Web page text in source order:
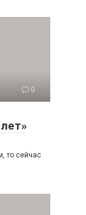
0
то сейчас